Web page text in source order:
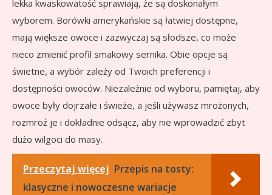
lekka kwaskowatość sprawiają, że są doskonałym
wyborem. Borówki amerykańskie są łatwiej dostępne,
mają większe owoce i zazwyczaj są słodsze, co może
nieco zmienić profil smakowy sernika. Obie opcje są
świetne, a wybór zależy od Twoich preferencji i
dostępności owoców. Niezależnie od wyboru, pamiętaj, aby
owoce były dojrzałe i świeże, a jeśli używasz mrożonych,
rozmroź je i dokładnie odsącz, aby nie wprowadzić zbyt
dużo wilgoci do masy.
Przeczytaj więcej Przepis na tosty:
klasyczne i nowoczesne wariacje